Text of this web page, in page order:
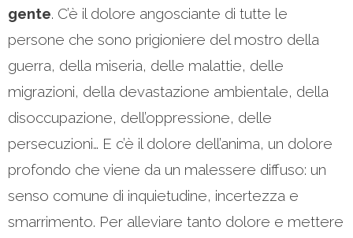
gente. C’è il dolore angosciante di tutte le
persone che sono prigioniere del mostro della
guerra, della miseria, delle malattie, delle
migrazioni, della devastazione ambientale, della
disoccupazione, dell’oppressione, delle
persecuzioni… E c’è il dolore dell’anima, un dolore
profondo che viene da un malessere diffuso: un
senso comune di inquietudine, incertezza e
smarrimento. Per alleviare tanto dolore e mettere